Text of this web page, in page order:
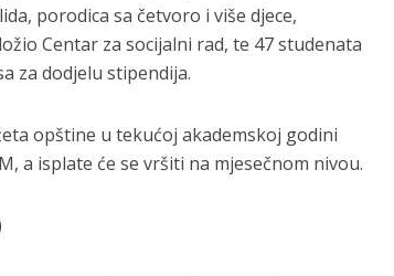
porodica sa četvoro i više djece,
Centar za socijalni rad, te 47 studenata
za dodjelu stipendija.
opštine u tekućoj akademskoj godini
a isplate će se vršiti na mjesečnom nivou.